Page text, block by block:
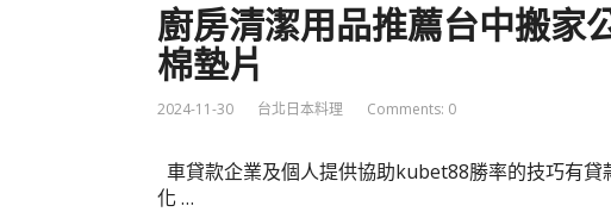
廚房清潔用品推薦台中搬家
棉墊片
2024-11-30 台北日本料理 Comments: 0
車貸款企業及個人提供協助kubet88勝率的技巧有
化 …